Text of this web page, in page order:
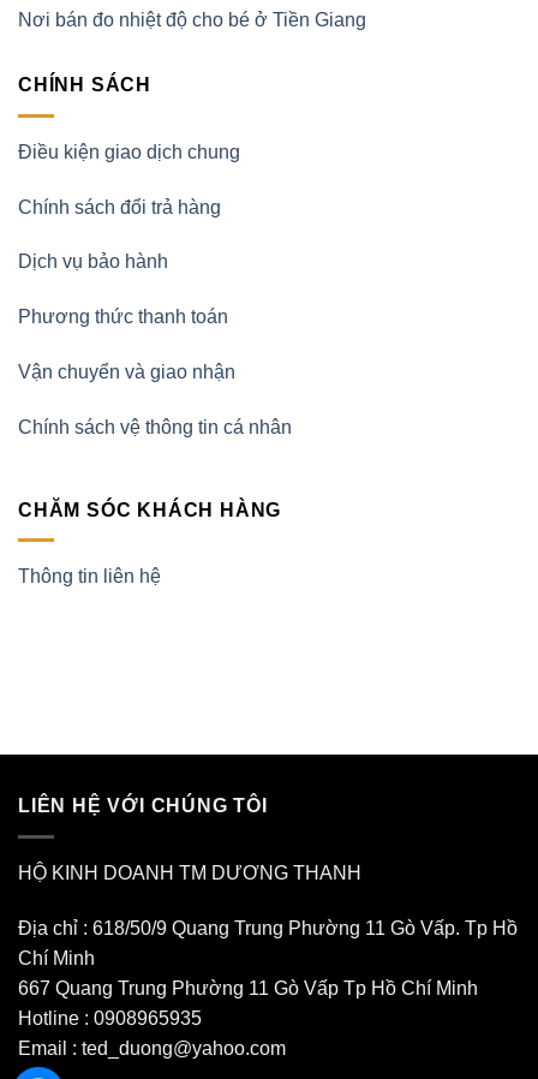
Nơi bán đo nhiệt độ cho bé ở Tiền Giang
CHÍNH SÁCH
Điều kiện giao dịch chung
Chính sách đổi trả hàng
Dịch vụ bảo hành
Phương thức thanh toán
Vận chuyển và giao nhận
Chính sách vệ thông tin cá nhân
CHĂM SÓC KHÁCH HÀNG
Thông tin liên hệ
LIÊN HỆ VỚI CHÚNG TÔI
HỘ KINH DOANH TM DƯƠNG THANH
Địa chỉ : 618/50/9 Quang Trung Phường 11 Gò Vấp. Tp Hồ
Chí Minh
667 Quang Trung Phường 11 Gò Vấp Tp Hồ Chí Minh
Hotline : 0908965935
Email : ted_duong@yahoo.com